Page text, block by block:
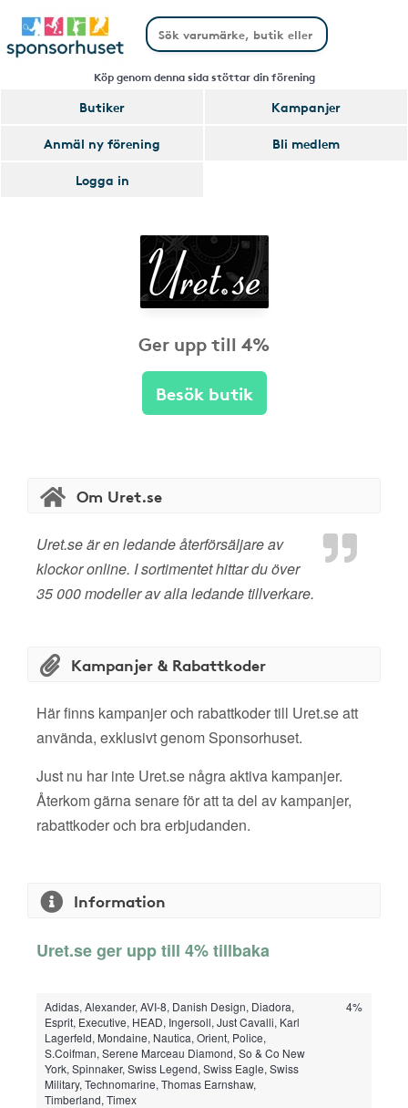
Köp genom denna sida stöttar din förening
Butiker
Kampanjer
Anmäl ny förening
Bli medlem
Logga in
Ger upp till 4%
Besök butik
Om Uret.se
Uret.se är en ledande återförsäljare av
klockor online. I sortimentet hittar du över
35 000 modeller av alla ledande tillverkare.
Kampanjer & Rabattkoder
Här finns kampanjer och rabattkoder till Uret.se att
använda, exklusivt genom Sponsorhuset.
Just nu har inte Uret.se några aktiva kampanjer.
Återkom gärna senare för att ta del av kampanjer,
rabattkoder och bra erbjudanden.
Information
Uret.se ger upp till 4% tillbaka
Adidas, Alexander, AVI-8, Danish Design, Diadora,
Esprit, Executive, HEAD, Ingersoll, Just Cavalli, Karl
Lagerfeld, Mondaine, Nautica, Orient, Police,
S.Coifman, Serene Marceau Diamond, So & Co New
York, Spinnaker, Swiss Legend, Swiss Eagle, Swiss
Military, Technomarine, Thomas Earnshaw,
Timberland, Timex
4%